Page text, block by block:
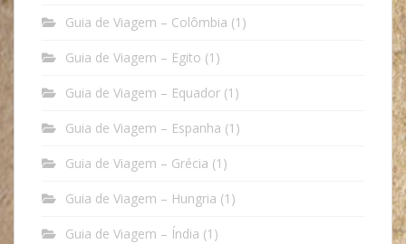
Guia de Viagem – Colômbia (1)
Guia de Viagem – Egito (1)
Guia de Viagem – Equador (1)
Guia de Viagem – Espanha (1)
Guia de Viagem – Grécia (1)
Guia de Viagem – Hungria (1)
Guia de Viagem – Índia (1)